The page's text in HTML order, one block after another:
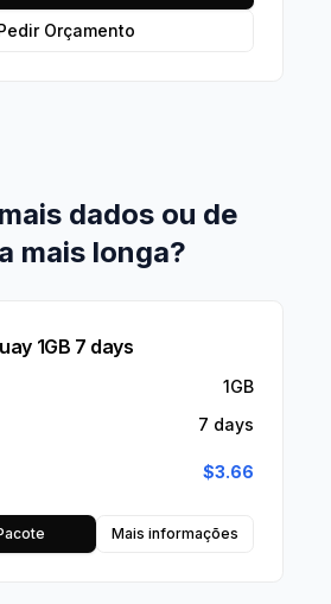
Orçamento
dados ou de
mais longa?
1GB 7 days
1GB
7 days
$3.66
Mais informações